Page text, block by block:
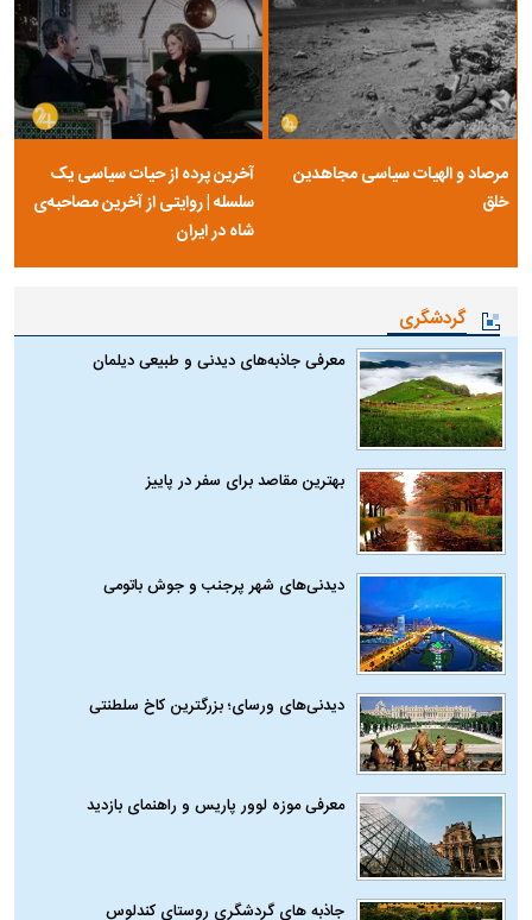
مرصاد و الهیات سیاسی مجاهدین
خلق
آخرین پرده از حیات سیاسی یک
سلسله | روایتی از آخرین مصاحبه‌ی
شاه در ایران
گردشگری
معرفی جاذبه‌های دیدنی و طبیعی دیلمان
بهترین مقاصد برای سفر در پاییز
دیدنی‌های شهر پرجنب و جوش باتومی
دیدنی‌های ورسای؛ بزرگترین کاخ سلطنتی
معرفی موزه لوور پاریس و راهنمای بازدید
جاذبه های گردشگری روستای کندلوس